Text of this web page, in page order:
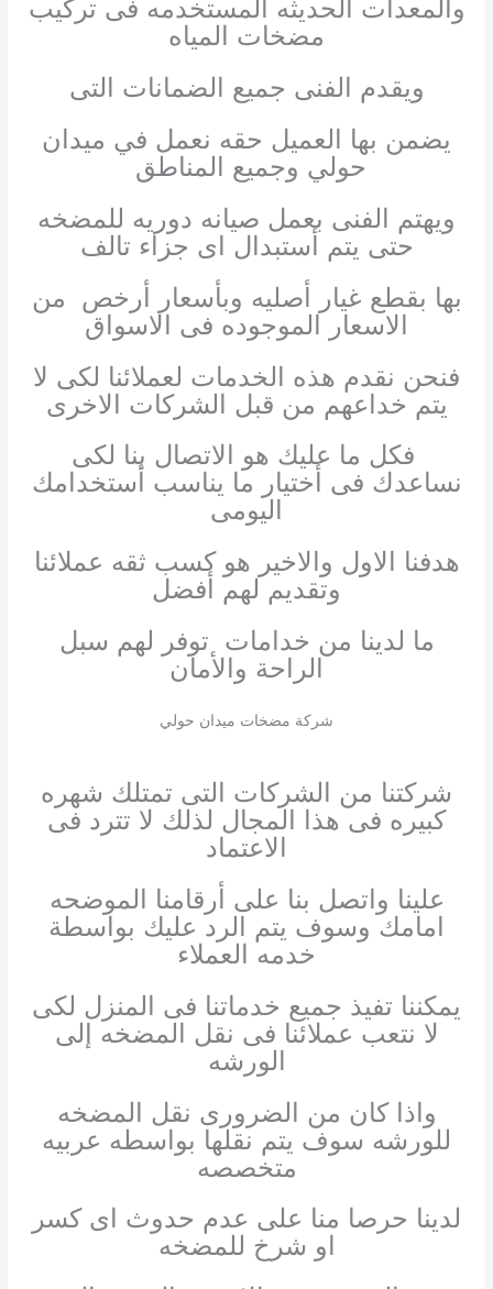
والمعدات الحديثه المستخدمه فى تركيب
مضخات المياه
ويقدم الفنى جميع الضمانات التى
يضمن بها العميل حقه نعمل في ميدان
حولي وجميع المناطق
ويهتم الفنى بعمل صيانه دوريه للمضخه
حتى يتم أستبدال اى جزاء تالف
بها بقطع غيار أصليه وبأسعار أرخص من
الاسعار الموجوده فى الاسواق
فنحن نقدم هذه الخدمات لعملائنا لكى لا
يتم خداعهم من قبل الشركات الاخرى
فكل ما عليك هو الاتصال بنا لكى
نساعدك فى أختيار ما يناسب أستخدامك
اليومى
هدفنا الاول والاخير هو كسب ثقه عملائنا
وتقديم لهم أفضل
ما لدينا من خدامات توفر لهم سبل
الراحة والأمان
شركة مضخات ميدان حولي
شركتنا من الشركات التى تمتلك شهره
كبيره فى هذا المجال لذلك لا تترد فى
الاعتماد
علينا واتصل بنا على أرقامنا الموضحه
امامك وسوف يتم الرد عليك بواسطة
خدمه العملاء
يمكننا تفيذ جميع خدماتنا فى المنزل لكى
لا نتعب عملائنا فى نقل المضخه إلى
الورشه
واذا كان من الضرورى نقل المضخه
للورشه سوف يتم نقلها بواسطه عربيه
متخصصه
لدينا حرصا منا على عدم حدوث اى كسر
او شرخ للمضخه